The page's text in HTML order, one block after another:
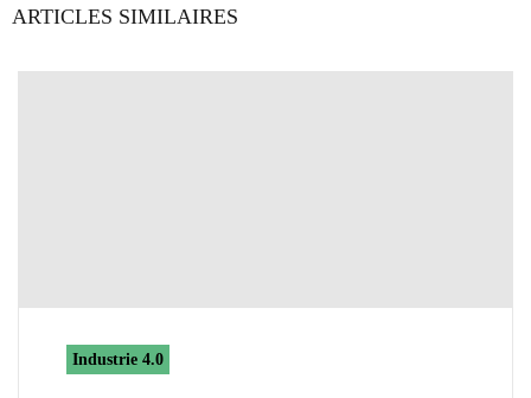
ARTICLES SIMILAIRES
Industrie 4.0